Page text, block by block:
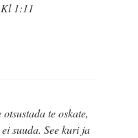
Kl 1:11
te oskate,
suuda. See kuri ja